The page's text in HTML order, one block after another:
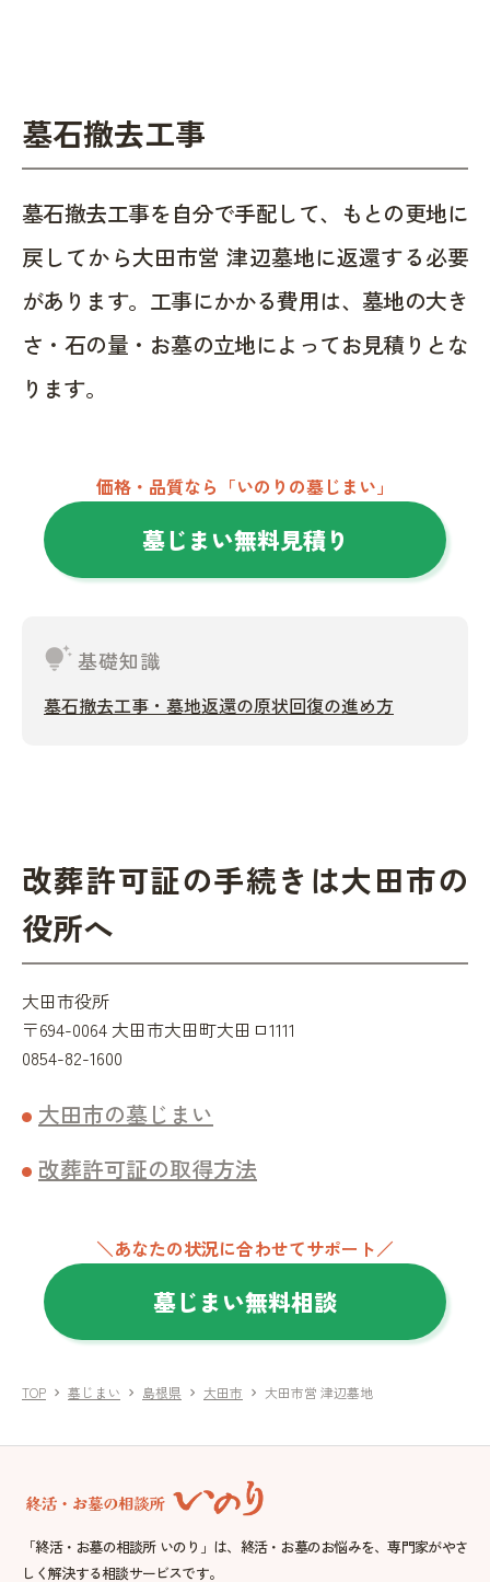
墓石撤去工事
墓石撤去工事を自分で手配して、もとの更地に
戻してから大田市営 津辺墓地に返還する必要
があります。工事にかかる費用は、墓地の大き
さ・石の量・お墓の立地によってお見積りとな
ります。
価格・品質なら「いのりの墓じまい」
墓じまい無料見積り
tips_and_updates基礎知識
墓石撤去工事・墓地返還の原状回復の進め方
改葬許可証の手続きは大田市の
役所へ
大田市役所
〒694-0064 大田市大田町大田ロ1111
0854-82-1600
大田市の墓じまい
改葬許可証の取得方法
＼あなたの状況に合わせてサポート／
墓じまい無料相談
TOP chevron_right 墓じまい chevron_right 島根県 chevron_right 大田市 chevron_right 大田市営 津辺墓地
「終活・お墓の相談所 いのり」は、終活・お墓のお悩みを、専門家がやさ
しく解決する相談サービスです。